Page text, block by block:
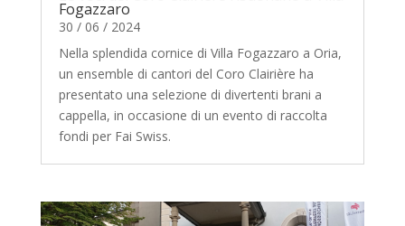
Fogazzaro
30 / 06 / 2024
Nella splendida cornice di Villa Fogazzaro a Oria,
un ensemble di cantori del Coro Clairière ha
presentato una selezione di divertenti brani a
cappella, in occasione di un evento di raccolta
fondi per Fai Swiss.